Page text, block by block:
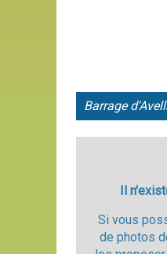
Barrage d'
Il
Si vous
de photos